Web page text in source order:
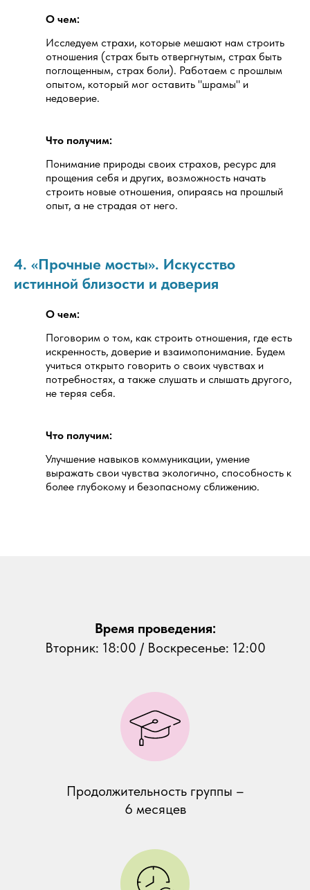
О чем:
Исследуем страхи, которые мешают нам строить
отношения (страх быть отвергнутым, страх быть
поглощенным, страх боли). Работаем с прошлым
опытом, который мог оставить "шрамы" и
недоверие.
Что получим:
Понимание природы своих страхов, ресурс для
прощения себя и других, возможность начать
строить новые отношения, опираясь на прошлый
опыт, а не страдая от него.
4. «Прочные мосты». Искусство
истинной близости и доверия
О чем:
Поговорим о том, как строить отношения, где есть
искренность, доверие и взаимопонимание. Будем
учиться открыто говорить о своих чувствах и
потребностях, а также слушать и слышать другого,
не теряя себя.
Что получим:
Улучшение навыков коммуникации, умение
выражать свои чувства экологично, способность к
более глубокому и безопасному сближению.
Время проведения:
Вторник: 18:00 / Воскресенье: 12:00
Продолжительность группы –
6 месяцев